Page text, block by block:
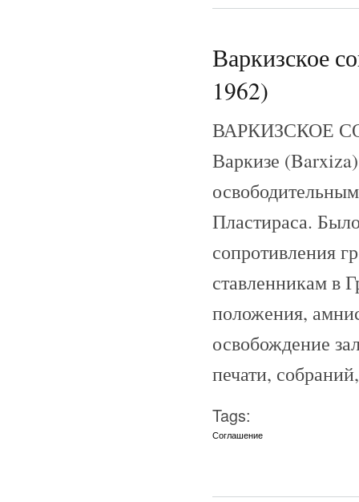
Варкизское
1962)
ВАРКИЗСКОЕ
Варкизе
Пластираса.
сопротивления
ставленникам в
положения,
освобождение
печати,
Tags:
Соглашение